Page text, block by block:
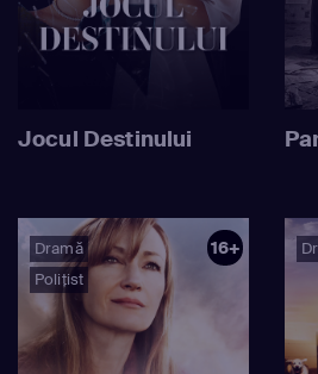
Jocul Destinului
Dramă
Polițist
16+